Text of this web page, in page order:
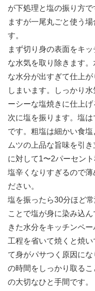
が下処理と塩の振り方
ますが一尾丸ごと使う
す。
まず切り身の表面をキ
な水気を取り除きます
な水分が出すぎて仕上
しまいます。しっかり
ーシーな塩焼きに仕上げ
次に塩を振ります。塩
です。粗塩は細かい食
ムツの上品な旨味を引
に対して1〜2パーセン
塩辛くなりすぎるので
ださい。
塩を振ったら30分ほど
ことで塩が身に染み込
きた水分をキッチンペ
工程を省いて焼くと焼
て身がパサつく原因に
の時間をしっかり取る
の大切なひと手間です。